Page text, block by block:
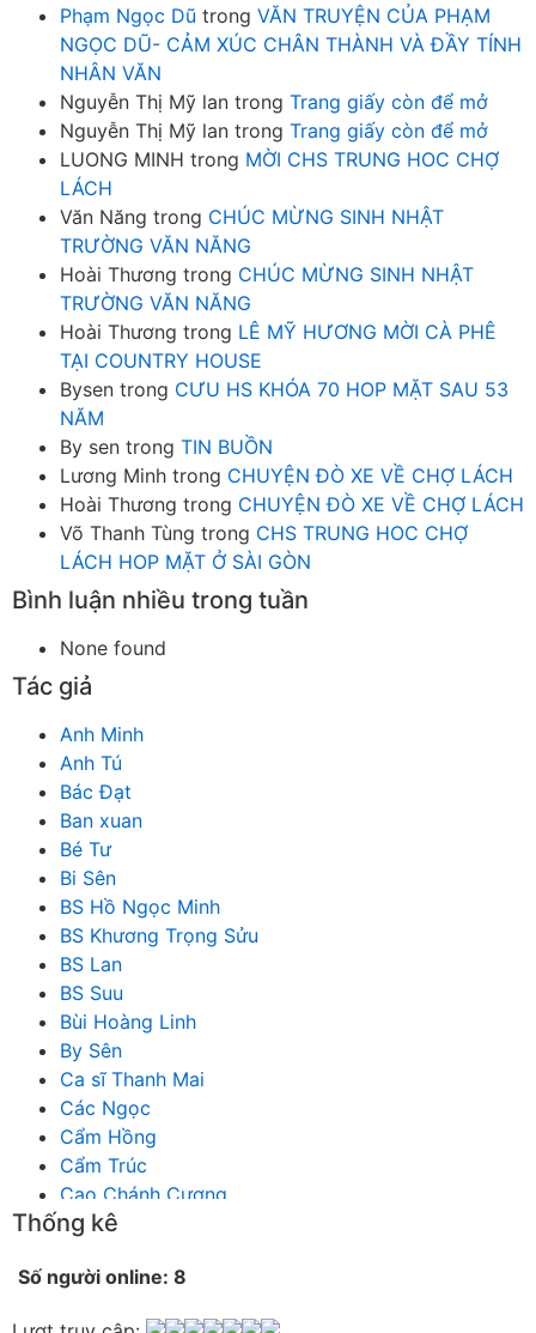
Phạm Ngọc Dũ trong VĂN TRUYỆN CỦA PHẠM
NGỌC DŨ- CẢM XÚC CHÂN THÀNH VÀ ĐẦY TÍNH
NHÂN VĂN
Nguyễn Thị Mỹ lan trong Trang giấy còn để mở
Nguyễn Thị Mỹ lan trong Trang giấy còn để mở
LUONG MINH trong MỜI CHS TRUNG HOC CHỢ
LÁCH
Văn Năng trong CHÚC MỪNG SINH NHẬT
TRƯỜNG VĂN NĂNG
Hoài Thương trong CHÚC MỪNG SINH NHẬT
TRƯỜNG VĂN NĂNG
Hoài Thương trong LÊ MỸ HƯƠNG MỜI CÀ PHÊ
TẠI COUNTRY HOUSE
Bysen trong CƯU HS KHÓA 70 HOP MẶT SAU 53
NĂM
By sen trong TIN BUỒN
Lương Minh trong CHUYỆN ĐÒ XE VỀ CHỢ LÁCH
Hoài Thương trong CHUYỆN ĐÒ XE VỀ CHỢ LÁCH
Võ Thanh Tùng trong CHS TRUNG HOC CHỢ
LÁCH HOP MẶT Ở SÀI GÒN
Bình luận nhiều trong tuần
None found
Tác giả
Anh Minh
Anh Tú
Bác Đạt
Ban xuan
Bé Tư
Bi Sên
BS Hồ Ngọc Minh
BS Khương Trọng Sửu
BS Lan
BS Suu
Bùi Hoàng Linh
By Sên
Ca sĩ Thanh Mai
Các Ngọc
Cẩm Hồng
Cẩm Trúc
Cao Chánh Cương
Cao Nhật Quyên
Chích Chị
Thống kê
Số người online: 8